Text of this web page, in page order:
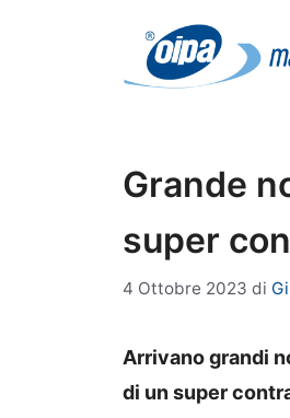
Grande
super
4 Ottobre 2023 di
Arrivano grandi
di un super